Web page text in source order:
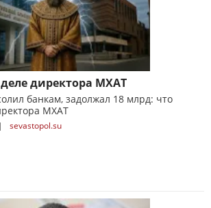
директора МХАТ
банкам, задолжал 18 млрд: что
МХАТ
|
sevastopol.su